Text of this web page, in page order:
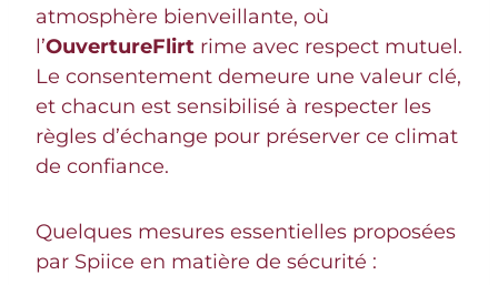
atmosphère bienveillante, où
l’OuvertureFlirt rime avec respect mutuel.
Le consentement demeure une valeur clé,
et chacun est sensibilisé à respecter les
règles d’échange pour préserver ce climat
de confiance.
Quelques mesures essentielles proposées
par Spiice en matière de sécurité :